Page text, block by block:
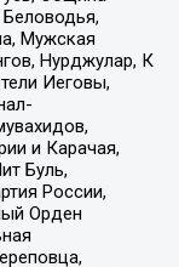
Мужская
Нурджулар, К
Иеговы,
и Карачая,
Буль,
России,
Орден